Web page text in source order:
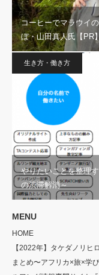
コーヒーでマラウイ
ぼ・山田真人氏【PR】
生き方・働き方
やりたいことを整理
の渋滞解消～
MENU
HOME
【2022年】タケダノリヒ
まとめ〜アフリカ×旅×学